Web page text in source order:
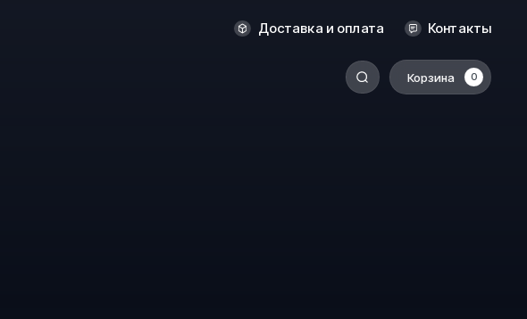
Доставка и оплата Контакты
Корзина 0
Оренбург
Ростов-на-Дону